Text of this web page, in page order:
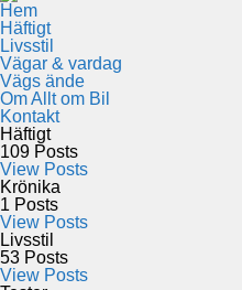
Hem
Häftigt
Livsstil
Vägar & vardag
Vägs ände
Om Allt om Bil
Kontakt
Häftigt
109 Posts
View Posts
Krönika
1 Posts
View Posts
Livsstil
53 Posts
View Posts